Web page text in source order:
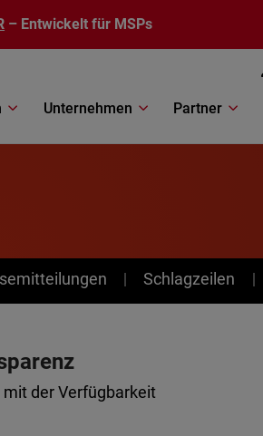
– Entwickelt für MSPs
Unternehmen Partner
Schlagzeilen
mit der Verfügbarkeit